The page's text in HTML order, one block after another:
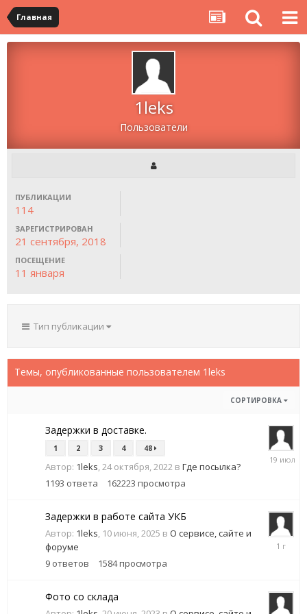
Главная
1leks
Пользователи
ПУБЛИКАЦИИ
114
ЗАРЕГИСТРИРОВАН
21 сентября, 2018
ПОСЕЩЕНИЕ
11 января
Тип публикации
Темы, опубликованные пользователем 1leks
СОРТИРОВКА
Задержки в доставке.
1 2 3 4 48
Автор: 1leks,24 октября, 2022 в Где посылка?
1193 ответа 162223 просмотра
19
Задержки в работе сайта УКБ
Автор: 1leks, 10 июня, 2025 в О сервисе, сайте и
форуме
9 ответов 1584просмотра
16
Фото со склада